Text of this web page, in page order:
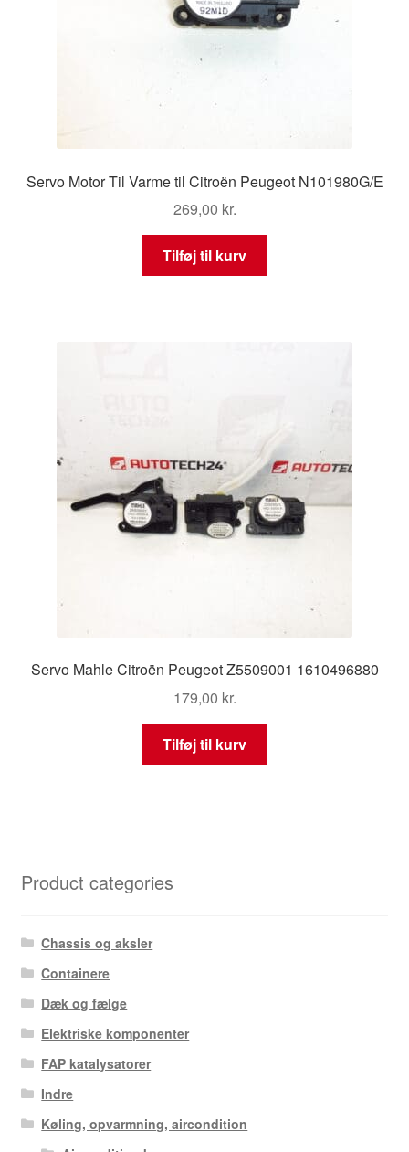
Servo Motor Til Varme til Citroën Peugeot N101980G/E
269,00 kr.
Tilføj til kurv
Servo Mahle Citroën Peugeot Z5509001 1610496880
179,00 kr.
Tilføj til kurv
Product categories
Chassis og aksler
Containere
Dæk og fælge
Elektriske komponenter
FAP katalysatorer
Indre
Køling, opvarmning, aircondition